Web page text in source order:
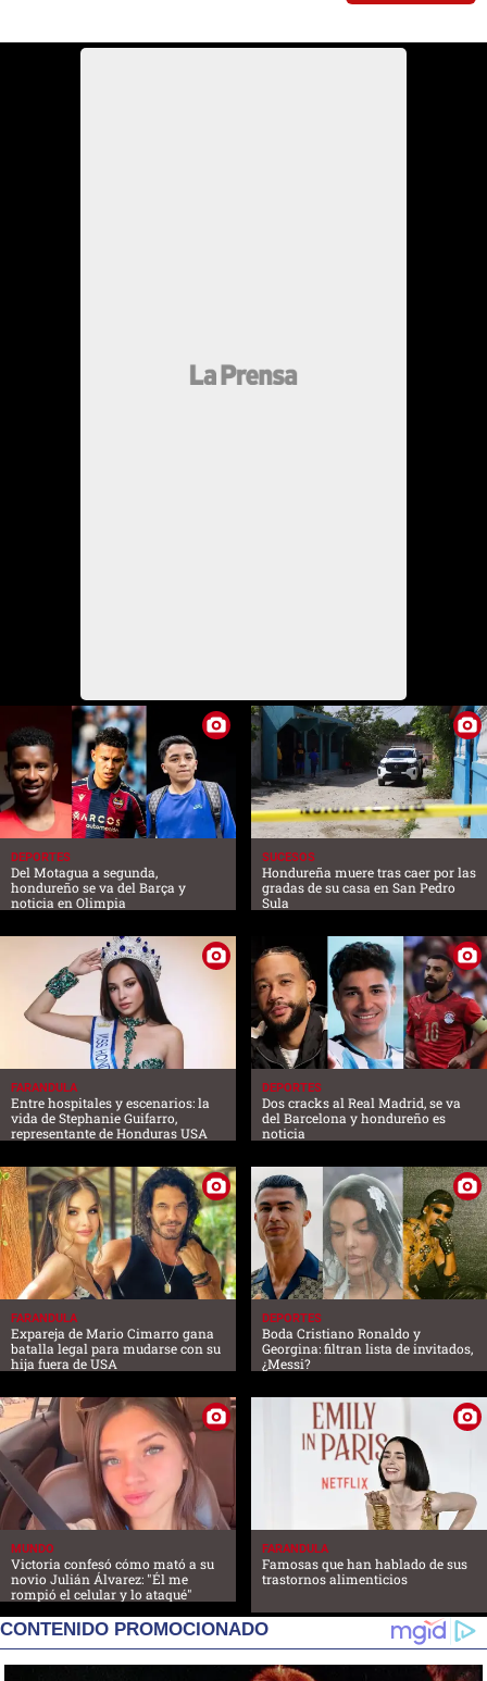
DEPORTES
Del Motagua a segunda,
hondureño se va del Barça y
noticia en Olimpia
SUCESOS
Hondureña muere tras caer por las
gradas de su casa en San Pedro
Sula
FARANDULA
Entre hospitales y escenarios: la
vida de Stephanie Guifarro,
representante de Honduras USA
DEPORTES
Dos cracks al Real Madrid, se va
del Barcelona y hondureño es
noticia
FARANDULA
Expareja de Mario Cimarro gana
batalla legal para mudarse con su
hija fuera de USA
DEPORTES
Boda Cristiano Ronaldo y
Georgina: filtran lista de invitados,
¿Messi?
MUNDO
Victoria confesó cómo mató a su
novio Julián Álvarez: "Él me
rompió el celular y lo ataqué"
FARANDULA
Famosas que han hablado de sus
trastornos alimenticios
CONTENIDO PROMOCIONADO